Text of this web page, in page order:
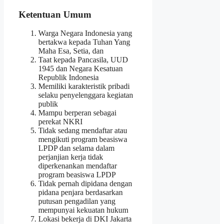
Ketentuan Umum
Warga Negara Indonesia yang
bertakwa kepada Tuhan Yang
Maha Esa, Setia, dan
Taat kepada Pancasila, UUD
1945 dan Negara Kesatuan
Republik Indonesia
Memiliki karakteristik pribadi
selaku penyelenggara kegiatan
publik
Mampu berperan sebagai
perekat NKRI
Tidak sedang mendaftar atau
mengikuti program beasiswa
LPDP dan selama dalam
perjanjian kerja tidak
diperkenankan mendaftar
program beasiswa LPDP
Tidak pernah dipidana dengan
pidana penjara berdasarkan
putusan pengadilan yang
mempunyai kekuatan hukum
Lokasi bekerja di DKI Jakarta